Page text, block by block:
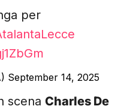
per
September 14, 2025
scena Charles De